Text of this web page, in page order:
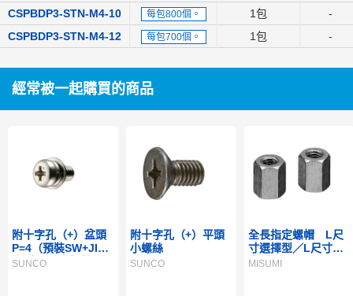
CSPBDP3-STN-M4-10 每包800個。 1包
-
CSPBDP3-STN-M4-12
每包700個。 1包 -
經常被一起購買的商品
附十字孔（+）盆頭
P=4（預裝SW+JIS
小型 W）小螺絲
SUNCO
附十字孔（+）平頭
小螺絲
SUNCO
全長指定螺帽 L尺
寸選擇型／L尺寸指
定型
MISUMI